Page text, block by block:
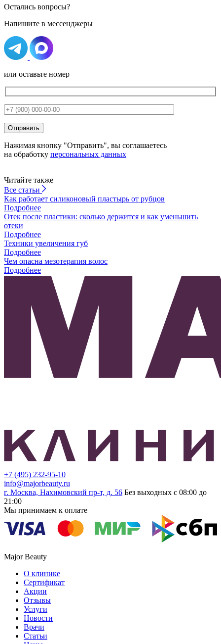
Остались вопросы?
Напишите в мессенджеры
или оставьте номер
Нажимая кнопку "Отправить", вы соглашаетесь
на обработку персональных данных
Читайте также
Все статьи
Как работает силиконовый пластырь от рубцов
Подробнее
Отек после пластики: сколько держится и как уменьшить
отеки
Подробнее
Техники увеличения губ
Подробнее
Чем опасна мезотерапия волос
Подробнее
+7 (495) 232-95-10
info@majorbeauty.ru
г. Москва, Нахимовский пр-т, д. 56 Без выходных с 08:00 до
21:00
Мы принимаем к оплате
Major Beauty
О клинике
Сертификат
Акции
Отзывы
Услуги
Новости
Врачи
Статьи